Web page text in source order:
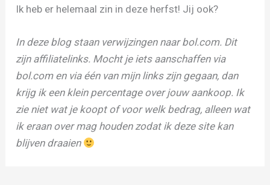
Ik heb er helemaal zin in deze herfst! Jij ook?
In deze blog staan verwijzingen naar bol.com. Dit
zijn affiliatelinks. Mocht je iets aanschaffen via
bol.com en via één van mijn links zijn gegaan, dan
krijg ik een klein percentage over jouw aankoop. Ik
zie niet wat je koopt of voor welk bedrag, alleen wat
ik eraan over mag houden zodat ik deze site kan
blijven draaien